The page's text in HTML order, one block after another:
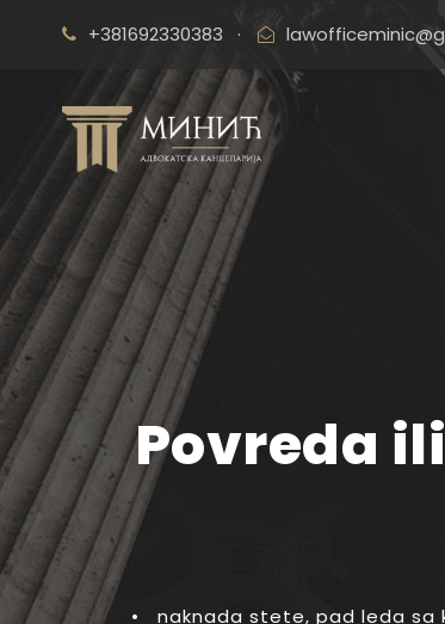
+381692330383 ·
Povreda
•
naknada stete, pad leda sa